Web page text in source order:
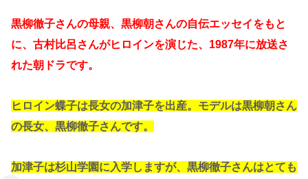
黒柳徹子さんの母親、黒柳朝さんの自伝エッセイをもと
に、古村比呂さんがヒロインを演じた、1987年に放送さ
れた朝ドラです。
ヒロイン蝶子は長女の加津子を出産。モデルは黒柳朝さん
の長女、黒柳徹子さんです。
加津子は杉山学園に入学しますが、黒柳徹子さんはとても